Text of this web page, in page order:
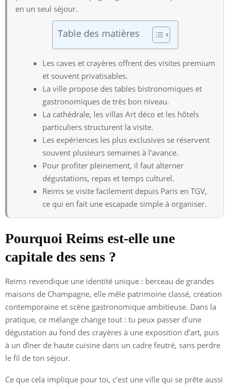
en un seul séjour.
Table des matières
Les caves et crayères offrent des visites premium
et souvent privatisables.
La ville propose des tables bistronomiques et
gastronomiques de très bon niveau.
La cathédrale, les villas Art déco et les hôtels
particuliers structurent la visite.
Les expériences les plus exclusives se réservent
souvent plusieurs semaines à l’avance.
Pour profiter pleinement, il faut alterner
dégustations, repas et temps culturel.
Reims se visite facilement depuis Paris en TGV,
ce qui en fait une escapade simple à organiser.
Pourquoi Reims est-elle une
capitale des sens ?
Reims revendique une identité unique : berceau de grandes
maisons de Champagne, elle mêle patrimoine classé, création
contemporaine et scène gastronomique ambitieuse. Dans la
pratique, ce mélange change tout : tu peux passer d’une
dégustation au fond des crayères à une exposition d’art, puis
à un dîner de haute cuisine dans un cadre feutré, sans perdre
le fil de ton séjour.
Ce que cela implique pour toi, c’est une ville qui se prête aussi